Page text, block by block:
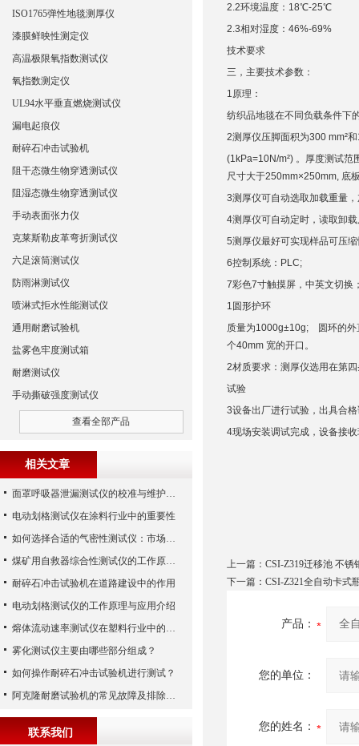
2.2环境温度：18℃-25℃
2.3相对湿度：46%-69%
技术要求
三， 主要技术参数：
1原理：
纺织品地毯在不同负载条件下
2测厚仪压脚面积为300 mm²
(1kPa=10N/m²) 。厚度测试
尺寸大于250mm×250mm, 底
3测厚仪可自动选取加载重量
4测厚仪可自动定时，读取卸
5测厚仪最好可实现样品可压
6控制系统： PLC;
7彩色7寸触摸屏，中英文切换
1圆形护环
质量为1000g±10g; 圆环的外
个40mm 宽的开口。
2材质要求：测厚仪选用在第
试验
3设备出厂进行试验，出具合
4现场安装调试完成，设备接
上一篇： CSI-Z319迁移池 不
下一篇： CSI-Z321全自动卡式
产品：
您的单位：
您的姓名：
ISO1765弹性地毯测厚仪
漆膜鲜映性测定仪
高温极限氧指数测试仪
氧指数测定仪
UL94水平垂直燃烧测试仪
漏电起痕仪
耐碎石冲击试验机
阻干态微生物穿透测试仪
阻湿态微生物穿透测试仪
手动表面张力仪
克莱斯勒皮革弯折测试仪
六足滚筒测试仪
防雨淋测试仪
喷淋式拒水性能测试仪
通用耐磨试验机
盐雾色牢度测试箱
耐磨测试仪
手动撕破强度测试仪
查看全部产品
相关文章
面罩呼吸器泄漏测试仪的校准与维护技巧
电动划格测试仪在涂料行业中的重要性
如何选择合适的气密性测试仪：市场指南
煤矿用自救器综合性测试仪的工作原理与功能解析
耐碎石冲击试验机在道路建设中的作用
电动划格测试仪的工作原理与应用介绍
熔体流动速率测试仪在塑料行业中的应用
雾化测试仪主要由哪些部分组成？
如何操作耐碎石冲击试验机进行测试？
阿克隆耐磨试验机的常见故障及排除方法
联系我们